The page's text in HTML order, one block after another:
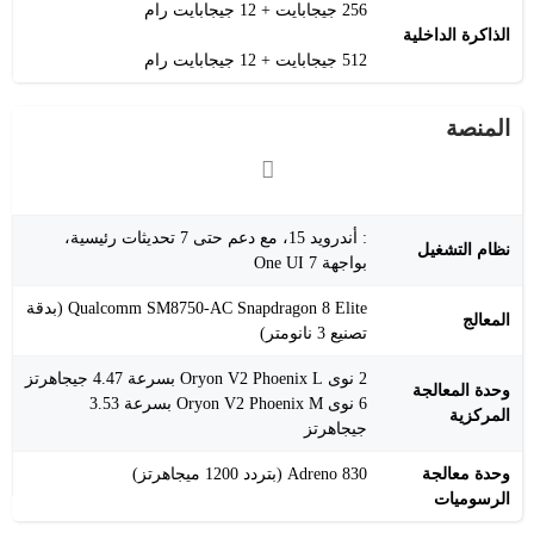
الذاكرة الداخلية
256 جيجابايت + 12 جيجابايت رام
512 جيجابايت + 12 جيجابايت رام
المنصة
نظام التشغيل
: أندرويد 15، مع دعم حتى 7 تحديثات رئيسية،
بواجهة One UI 7
المعالج
Qualcomm SM8750-AC Snapdragon 8 Elite (بدقة
تصنيع 3 نانومتر)
وحدة المعالجة
المركزية
2 نوى Oryon V2 Phoenix L بسرعة 4.47 جيجاهرتز
6 نوى Oryon V2 Phoenix M بسرعة 3.53
جيجاهرتز
وحدة معالجة
الرسوميات
Adreno 830 (بتردد 1200 ميجاهرتز)